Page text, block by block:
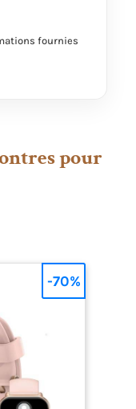
fournies
pour
-70%